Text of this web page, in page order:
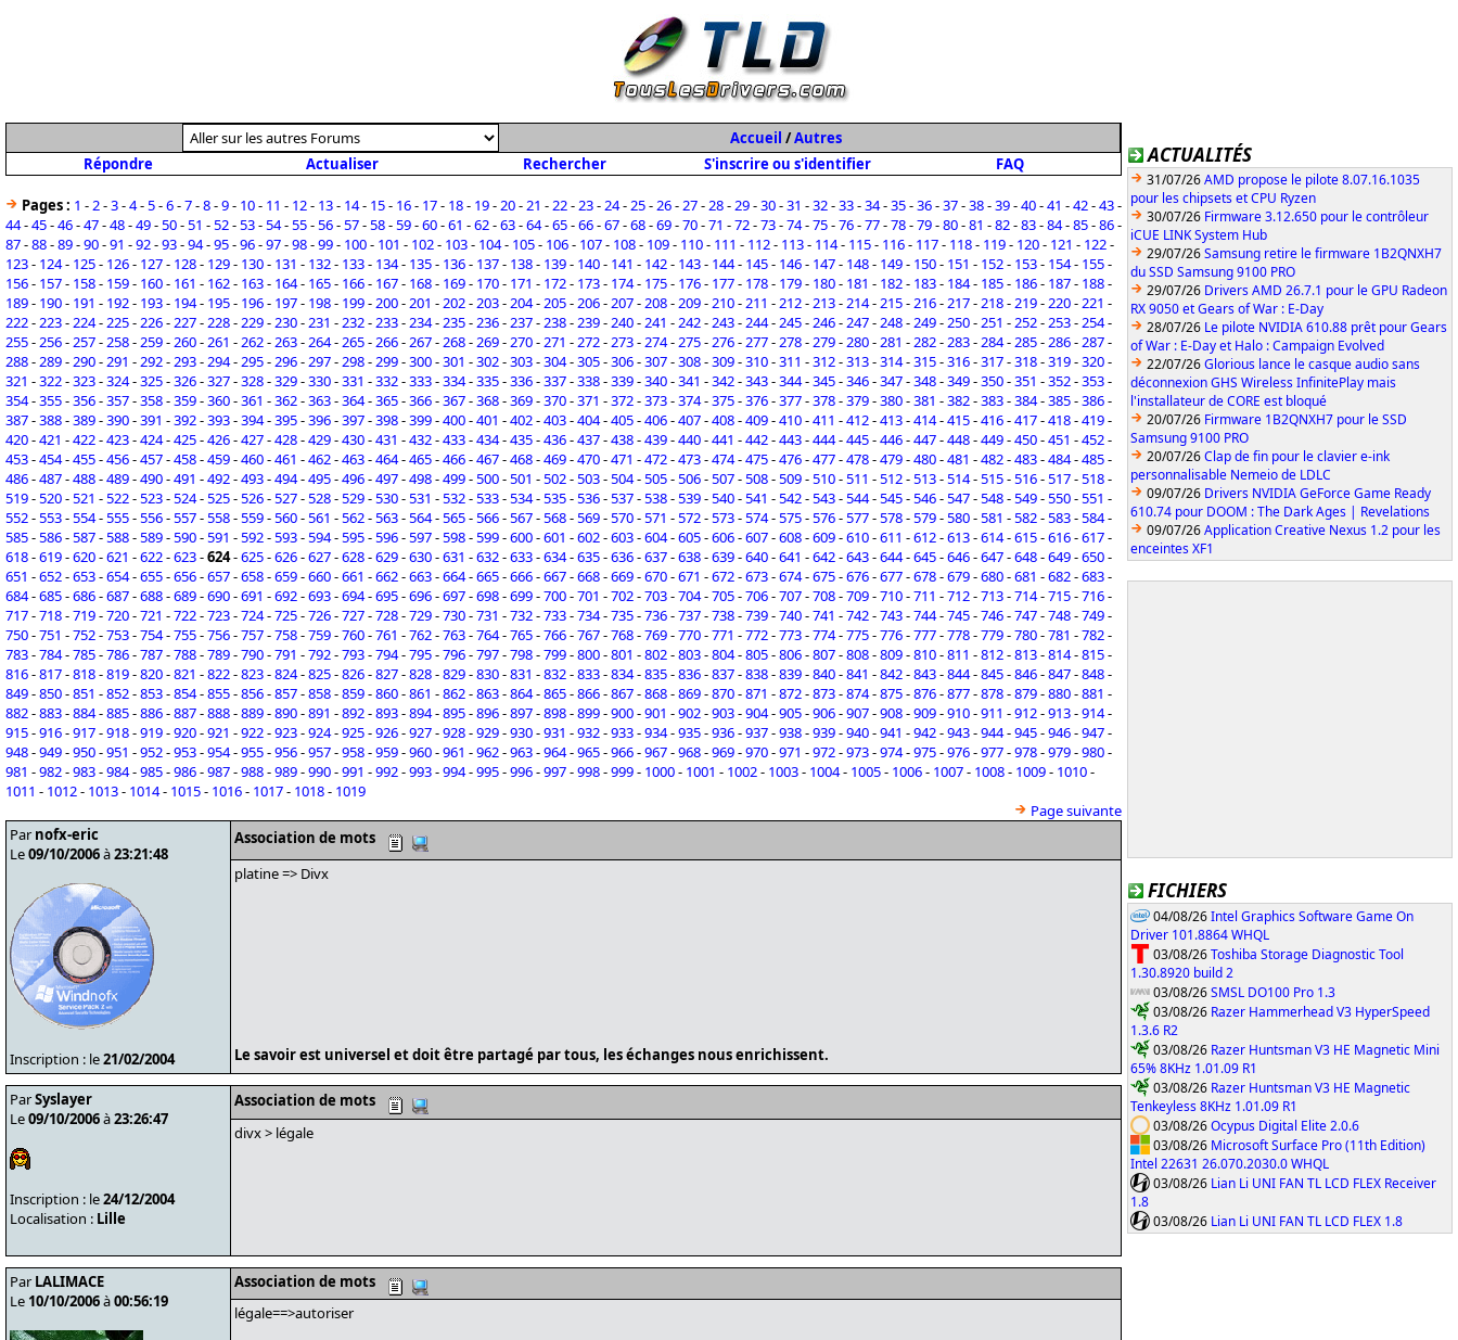
ACTUALITÉS
31/07/26AMD propose le pilote 8.07.16.1035
pour les chipsets et CPU Ryzen
30/07/26 Firmware 3.12.650 pour le contrôleur
iCUE LINK System Hub
29/07/26Samsung retire le firmware 1B2QNXH7
du SSD Samsung 9100 PRO
29/07/26 Drivers AMD 26.7.1 pour le GPU Radeon
RX 9050 et Gears of War : E-Day
28/07/26 Le pilote NVIDIA 610.88 prêt pour Gears
of War : E-Day et Halo : Campaign Evolved
22/07/26Glorious lance le casque audio sans
déconnexion GHS Wireless InfinitePlay mais
l'installateur de CORE est bloqué
20/07/26 Firmware 1B2QNXH7 pour le SSD
Samsung 9100 PRO
20/07/26Clap de fin pour le clavier e-ink
personnalisable Nemeio de LDLC
09/07/26 Drivers NVIDIA GeForce Game Ready
610.74 pour DOOM : The Dark Ages | Revelations
09/07/26Application Creative Nexus 1.2 pour les
enceintes XF1
FICHIERS
04/08/26Intel Graphics Software Game On
Driver 101.8864 WHQL
03/08/26Toshiba Storage Diagnostic Tool
1.30.8920 build 2
03/08/26SMSL DO100 Pro 1.3
03/08/26 Razer Hammerhead V3 HyperSpeed
1.3.6 R2
03/08/26 Razer Huntsman V3 HE Magnetic Mini
65% 8KHz 1.01.09 R1
03/08/26 Razer Huntsman V3 HE Magnetic
Tenkeyless 8KHz 1.01.09 R1
03/08/26Ocypus Digital Elite 2.0.6
03/08/26 Microsoft Surface Pro (11th Edition)
Intel 22631 26.070.2030.0 WHQL
03/08/26 Lian Li UNI FAN TL LCD FLEX Receiver
1.8
03/08/26 Lian Li UNI FAN TL LCD FLEX 1.8
Accueil /Autres
Répondre
Actualiser Rechercher S'inscrire ou s'identifier FAQ
Pages : 1 -2-3-4-5-6-7-8-9- 10- 11 - 12- 13- 14- 15- 16- 17- 18- 19-20-21 -22-23-24-25-26-27-28-29-30-31 -32-33-34-35-36-37-38-39-40-41 -42-43-
44-45-46-47-48-49-50-51 -52-53-54-55-56-57-58-59-60-61 -62-63-64-65-66-67-68-69-70-71 -72-73-74-75-76-77-78-79-80-81 -82-83-84-85-86-
87-88-89-90-91 -92-93-94-95-96-97-98-99- 100- 101 - 102- 103- 104- 105- 106- 107- 108- 109- 110- 111 - 112- 113- 114- 115- 116- 117- 118- 119- 120- 121 - 122-
123- 124- 125- 126- 127- 128- 129- 130- 131 - 132- 133- 134- 135- 136- 137- 138- 139- 140- 141 - 142- 143- 144- 145- 146- 147- 148- 149- 150- 151 - 152- 153- 154- 155-
156- 157- 158- 159- 160- 161 - 162- 163- 164- 165- 166- 167- 168- 169- 170- 171 - 172- 173- 174- 175- 176- 177- 178- 179- 180- 181 - 182- 183- 184- 185- 186- 187- 188-
189- 190- 191 - 192- 193- 194- 195- 196- 197- 198- 199-200-201 -202-203-204-205-206-207-208-209-210-211 -212-213-214-215-216-217-218-219-220-221 -
222-223-224-225-226-227-228-229-230-231 -232-233-234-235-236-237-238-239-240-241 -242-243-244-245-246-247-248-249-250-251 -252-253-254-
255-256-257-258-259-260-261 -262-263-264-265-266-267-268-269-270-271 -272-273-274-275-276-277-278-279-280-281 -282-283-284-285-286-287-
288-289-290-291 -292-293-294-295-296-297-298-299-300-301 -302-303-304-305-306-307-308-309-310-311 -312-313-314-315-316-317-318-319-320-
321 -322-323-324-325-326-327-328-329-330-331 -332-333-334-335-336-337-338-339-340-341 -342-343-344-345-346-347-348-349-350-351 -352-353-
354-355-356-357-358-359-360-361 -362-363-364-365-366-367-368-369-370-371 -372-373-374-375-376-377-378-379-380-381 -382-383-384-385-386-
387-388-389-390-391 -392-393-394-395-396-397-398-399-400-401 -402-403-404-405-406-407-408-409-410-411 -412-413-414-415-416-417-418-419-
420-421 -422-423-424-425-426-427-428-429-430-431 -432-433-434-435-436-437-438-439-440-441 -442-443-444-445-446-447-448-449-450-451 -452-
453-454-455-456-457-458-459-460-461 -462-463-464-465-466-467-468-469-470-471 -472-473-474-475-476-477-478-479-480-481 -482-483-484-485-
486-487-488-489-490-491 -492-493-494-495-496-497-498-499-500-501 -502-503-504-505-506-507-508-509-510-511 -512-513-514-515-516-517-518-
519-520-521 -522-523-524-525-526-527-528-529-530-531 -532-533-534-535-536-537-538-539-540-541 -542-543-544-545-546-547-548-549-550-551 -
552-553-554-555-556-557-558-559-560-561 -562-563-564-565-566-567-568-569-570-571 -572-573-574-575-576-577-578-579-580-581 -582-583-584-
585-586-587-588-589-590-591 -592-593-594-595-596-597-598-599-600-601 -602-603-604-605-606-607-608-609-610-611 -612-613-614-615-616-617-
618-619-620-621 -622-623-624-625-626-627-628-629-630-631 -632-633-634-635-636-637-638-639-640-641 -642-643-644-645-646-647-648-649-650-
651 -652-653-654-655-656-657-658-659-660-661 -662-663-664-665-666-667-668-669-670-671 -672-673-674-675-676-677-678-679-680-681 -682-683-
684-685-686-687-688-689-690-691 -692-693-694-695-696-697-698-699-700-701 -702-703-704-705-706-707-708-709-710-711 -712-713-714-715-716-
717-718-719-720-721 -722-723-724-725-726-727-728-729-730-731 -732-733-734-735-736-737-738-739-740-741 -742-743-744-745-746-747-748-749-
750-751 -752-753-754-755-756-757-758-759-760-761 -762-763-764-765-766-767-768-769-770-771 -772-773-774-775-776-777-778-779-780-781 -782-
783-784-785-786-787-788-789-790-791 -792-793-794-795-796-797-798-799-800-801 -802-803-804-805-806-807-808-809-810-811 -812-813-814-815-
816-817-818-819-820-821 -822-823-824-825-826-827-828-829-830-831 -832-833-834-835-836-837-838-839-840-841 -842-843-844-845-846-847-848-
849-850-851 -852-853-854-855-856-857-858-859-860-861 -862-863-864-865-866-867-868-869-870-871 -872-873-874-875-876-877-878-879-880-881 -
882-883-884-885-886-887-888-889-890-891 -892-893-894-895-896-897-898-899-900-901 -902-903-904-905-906-907-908-909-910-911 -912-913-914-
915-916-917-918-919-920-921 -922-923-924-925-926-927-928-929-930-931 -932-933-934-935-936-937-938-939-940-941 -942-943-944-945-946-947-
948-949-950-951 -952-953-954-955-956-957-958-959-960-961 -962-963-964-965-966-967-968-969-970-971 -972-973-974-975-976-977-978-979-980-
981 -982-983-984-985-986-987-988-989-990-991 -992-993-994-995-996-997-998-999- 1000- 1001 - 1002- 1003- 1004- 1005- 1006- 1007- 1008- 1009- 1010-
1011 - 1012- 1013- 1014- 1015- 1016- 1017- 1018- 1019
Page suivante
Par nofx-eric
Le09/10/2006à23:21:48
Inscription : le21/02/2004
Association de mots
platine => Divx
Le savoir est universel et doit être partagé par tous, les échanges nous enrichissent.
ParSyslayer
Le09/10/2006à23:26:47
Inscription : le24/12/2004
Localisation : Lille
Association de mots
divx > légale
Par LALIMACE
Le 10/10/2006à00:56:19
Association de mots
légale==>autoriser